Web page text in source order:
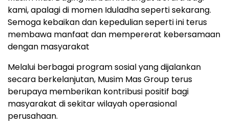
kami, apalagi di momen Iduladha seperti sekarang.
Semoga kebaikan dan kepedulian seperti ini terus
membawa manfaat dan mempererat kebersamaan
dengan masyarakat
Melalui berbagai program sosial yang dijalankan
secara berkelanjutan, Musim Mas Group terus
berupaya memberikan kontribusi positif bagi
masyarakat di sekitar wilayah operasional
perusahaan.